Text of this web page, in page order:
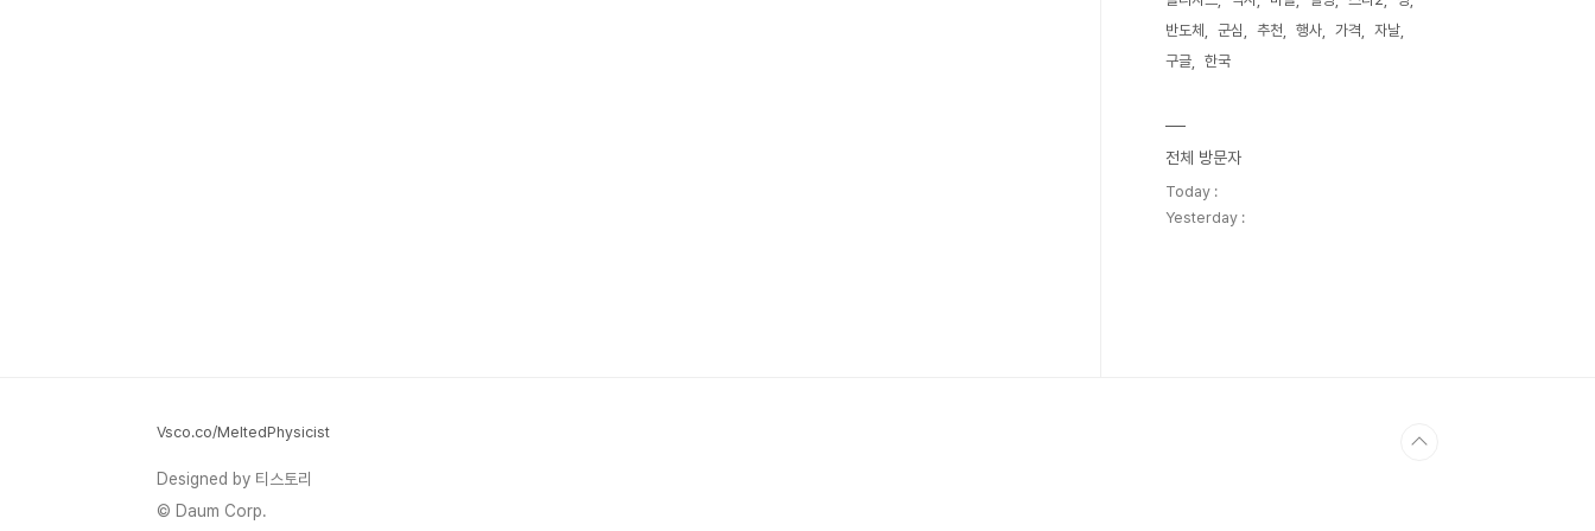
반도체
군심 추천 행사 가격
자날
구글
한국
전체 방문자
Today :
Yesterday :
Vsco.co/MeltedPhysicist
Designed by 티스토리
© Daum Corp.